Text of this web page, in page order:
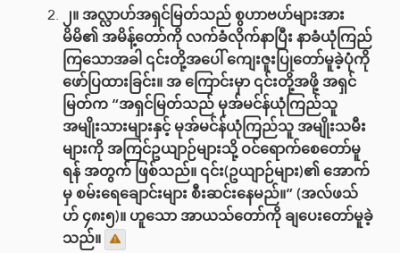
၂။ အလ္လာဟ်အရှင်မြတ်သည် စွဟာဗဟ်များအား
မိမိ၏ အမိန့်တော်ကို လက်ခံလိုက်နာပြီး နာခံယုံကြည်
ကြသောအခါ ၎င်းတို့အပေါ် ကျေးဇူးပြုတော်မူခဲ့ပုံကို
ဖော်ပြထားခြင်း။ အ ကြောင်းမှာ ၎င်းတို့အဖို့ အရှင်
မြတ်က “အရှင်မြတ်သည် မုအ်မင်န်ယုံကြည်သူ
အမျိုးသားများနှင့် မုအ်မင်န်ယုံကြည်သူ အမျိုးသမီး
များကို အကြင်ဥယျာဉ်များသို့ ဝင်ရောက်စေတော်မူ
ရန် အတွက် ဖြစ်သည်။ ၎င်း(ဥယျာဉ်များ)၏ အောက်
မှ စမ်းရေချောင်းများ စီးဆင်းနေမည်။” (အလ်ဖသ်
ဟ် ၄၈း၅)။ ဟူသော အာယသ်တော်ကို ချပေးတော်မူခဲ့
သည်။